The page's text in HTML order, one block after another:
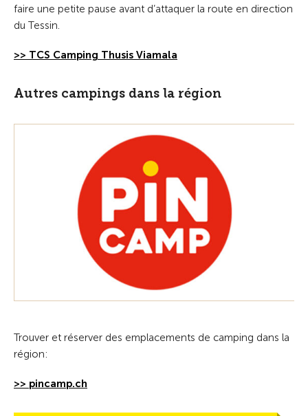
faire une petite pause avant d’attaquer la route en direction
du Tessin.
>> TCS Camping Thusis Viamala
Autres campings dans la région
Trouver et réserver des emplacements de camping dans la
région:
>> pincamp.ch